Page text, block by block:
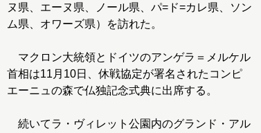
ヌ県、エーヌ県、ノール県、パ=ド=カレ県、ソン
ム県、オワーズ県）を訪れた。
マクロン大統領とドイツのアンゲラ＝メルケル
首相は11月10日、休戦協定が署名されたコンピ
エーニュの森で仏独記念式典に出席する。
続いてラ・ヴィレット公園内のグランド・アル